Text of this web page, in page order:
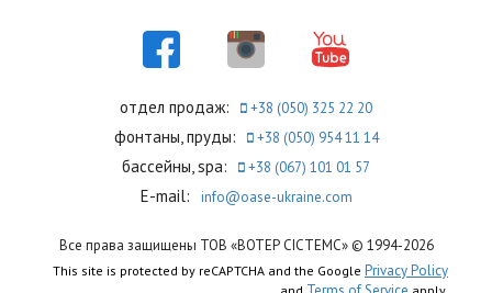
отдел продаж: +38 (050) 325 22 20
фонтаны, пруды: +38 (050) 954 11 14
бассейны, spa: +38 (067) 101 01 57
E-mail: info@oase-ukraine.com
Все права защищены ТОВ «ВОТЕР СІСТЕМС» © 1994-2026
This site is protected by reCAPTCHA and the Google Privacy Policy